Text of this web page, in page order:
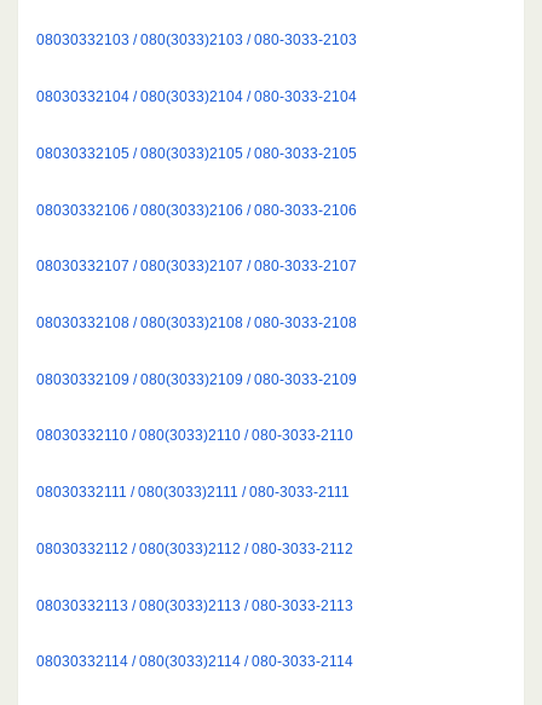
08030332103 / 080(3033)2103 / 080-3033-2103
08030332104 / 080(3033)2104 / 080-3033-2104
08030332105 / 080(3033)2105 / 080-3033-2105
08030332106 / 080(3033)2106 / 080-3033-2106
08030332107 / 080(3033)2107 / 080-3033-2107
08030332108 / 080(3033)2108 / 080-3033-2108
08030332109 / 080(3033)2109 / 080-3033-2109
08030332110 / 080(3033)2110 / 080-3033-2110
08030332111 / 080(3033)2111 / 080-3033-2111
08030332112 / 080(3033)2112 / 080-3033-2112
08030332113 / 080(3033)2113 / 080-3033-2113
08030332114 / 080(3033)2114 / 080-3033-2114